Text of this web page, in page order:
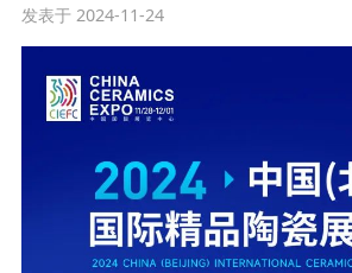
发表于 2024-11-24